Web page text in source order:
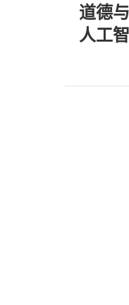
道德与信心
人工